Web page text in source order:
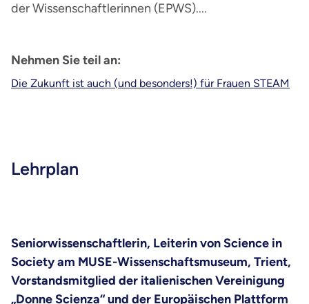
der Wissenschaftlerinnen (EPWS)....
Nehmen Sie teil an:
Die Zukunft ist auch (und besonders!) für Frauen STEAM
Lehrplan
Seniorwissenschaftlerin, Leiterin von Science in
Society am MUSE-Wissenschaftsmuseum, Trient,
Vorstandsmitglied der italienischen Vereinigung
„Donne Scienza“ und der Europäischen Plattform